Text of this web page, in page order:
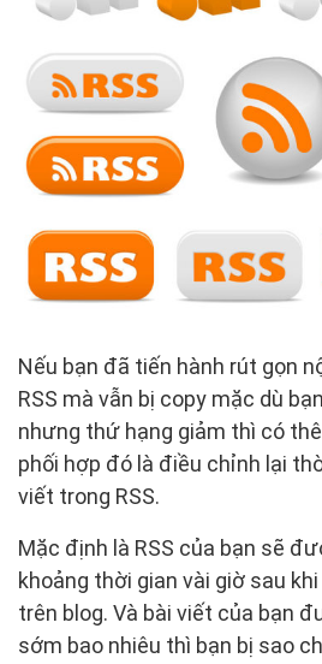
Nếu bạn đã tiến hành rút gọn
RSS mà vẫn bị copy mặc dù
nhưng thứ hạng giảm thì có
phối hợp đó là điều chỉnh lại
viết trong RSS.
Mặc định là RSS của bạn sẽ
khoảng thời gian vài giờ sau
trên blog. Và bài viết của bạn
sớm bao nhiêu thì bạn bị sao